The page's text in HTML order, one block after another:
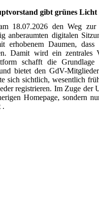
gibt grünes
18.07.2026 den Weg
anberaumten digitalen
erhobenem Daumen,
Damit wird ein
schafft die
bietet den GdV-
sich sichtlich, wesentlich
registrieren. Im Zuge der
Homepage, sondern
.